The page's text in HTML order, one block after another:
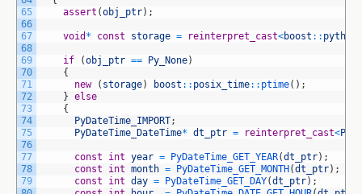
65
66
67
68
69
70
71
72
73
74
75
76
77
78
79
assert (obj_ptr) ;
void * const storage = reinterpret_cast<boost :: python
if (obj_ptr == Py_None)
{
new
( storage) boost :: posix_time:: ptime( ) ;
} else
{
PyDateTime_IMPORT;
PyDateTime_DateTime* dt_ptr = reinterpret_cast<
const int year = PyDateTime_GET_YEAR(dt_ptr) ;
const
int month = PyDateTime_GET_MONTH (dt_ptr) ;
const
int day = PyDateTime_GET_DAY(dt_ptr) ;